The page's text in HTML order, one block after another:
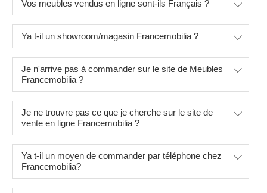
Vos meubles vendus en ligne sont-ils Français ?
Ya t-il un showroom/magasin Francemobilia ?
Je n'arrive pas à commander sur le site de Meubles
Francemobilia ?
Je ne trouvre pas ce que je cherche sur le site de
vente en ligne Francemobilia ?
Ya t-il un moyen de commander par téléphone chez
Francemobilia?